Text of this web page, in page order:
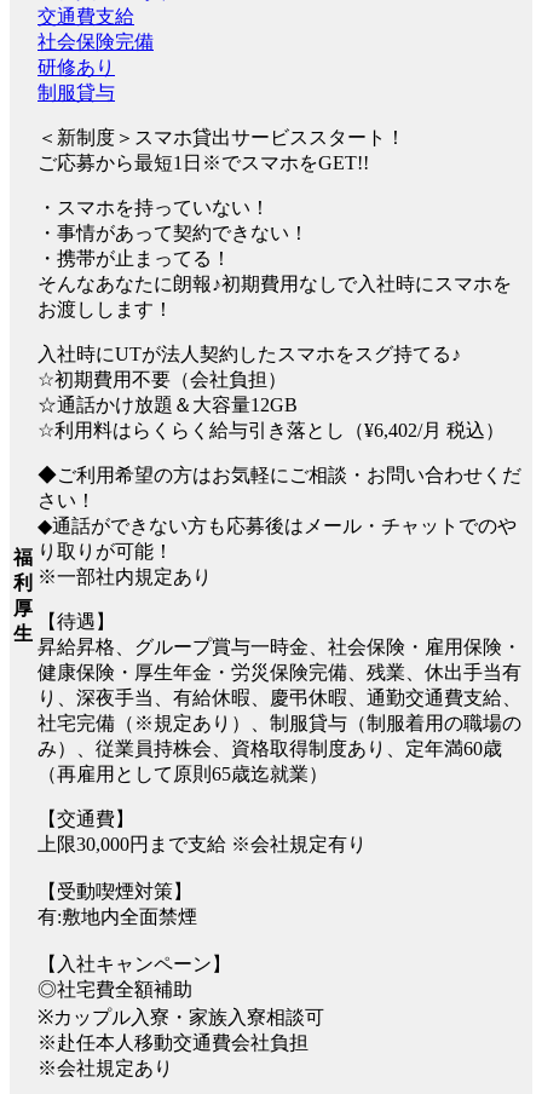
福
利
厚
生
交通費支給
社会保険完備
研修あり
制服貸与
＜新制度＞スマホ貸出サービススタート！
ご応募から最短1日※でスマホをGET!!
・スマホを持っていない！
・事情があって契約できない！
・携帯が止まってる！
そんなあなたに朗報♪初期費用なしで入社時にスマホを
お渡しします！
入社時にUTが法人契約したスマホをスグ持てる♪
☆初期費用不要（会社負担）
☆通話かけ放題＆大容量12GB
☆利用料はらくらく給与引き落とし（¥6,402/月 税込）
◆ご利用希望の方はお気軽にご相談・お問い合わせくだ
さい！
◆通話ができない方も応募後はメール・チャットでのや
り取りが可能！
※一部社内規定あり
【待遇】
昇給昇格、グループ賞与一時金、社会保険・雇用保険・
健康保険・厚生年金・労災保険完備、残業、休出手当有
り、深夜手当、有給休暇、慶弔休暇、通勤交通費支給、
社宅完備（※規定あり）、制服貸与（制服着用の職場の
み）、従業員持株会、資格取得制度あり、定年満60歳
（再雇用として原則65歳迄就業）
【交通費】
上限30,000円まで支給 ※会社規定有り
【受動喫煙対策】
有:敷地内全面禁煙
【入社キャンペーン】
◎社宅費全額補助
※カップル入寮・家族入寮相談可
※赴任本人移動交通費会社負担
※会社規定あり